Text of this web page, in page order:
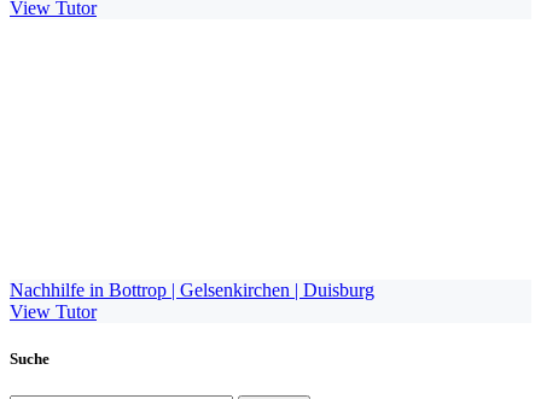
View Tutor
Nachhilfe in Bottrop | Gelsenkirchen | Duisburg
View Tutor
Suche